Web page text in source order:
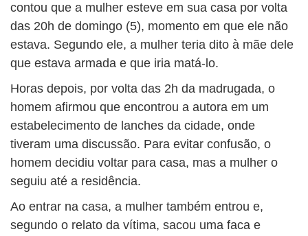
contou que a mulher esteve em sua casa por volta
das 20h de domingo (5), momento em que ele não
estava. Segundo ele, a mulher teria dito à mãe dele
que estava armada e que iria matá-lo.
Horas depois, por volta das 2h da madrugada, o
homem afirmou que encontrou a autora em um
estabelecimento de lanches da cidade, onde
tiveram uma discussão. Para evitar confusão, o
homem decidiu voltar para casa, mas a mulher o
seguiu até a residência.
Ao entrar na casa, a mulher também entrou e,
segundo o relato da vítima, sacou uma faca e